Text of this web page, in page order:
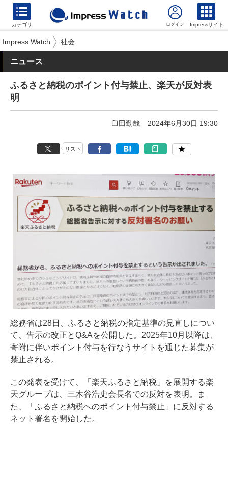
カテゴリ Impressサイト
Impress Watch 社会
ニュース
ふるさと納税のポイント付与禁止、楽天が反対表
明
臼田勤哉 2024年6月30日 19:30
リスト
総務省は28日、ふるさと納税の指定基準の見直しについ
て、告示の改正とQ&Aを公開した。2025年10月以降は、
寄附に伴いポイント付与を行なうサイトを通じた募集が
禁止される。
この発表を受けて、「楽天ふるさと納税」を展開する楽
天グループは、三木谷浩史会長名での反対を表明。ま
た、「ふるさと納税へのポイント付与禁止」に反対する
ネット署名を開始した。